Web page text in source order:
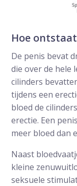
Hoe
De penis bevat
die over de hele
cilinders
tijdens een
bloed de
erectie. Een
meer bloed dan
Naast
kleine
seksuele